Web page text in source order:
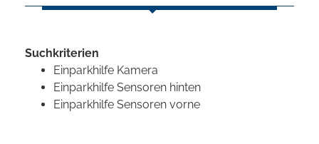
Suchkriterien
Einparkhilfe Kamera
Einparkhilfe Sensoren hinten
Einparkhilfe Sensoren vorne